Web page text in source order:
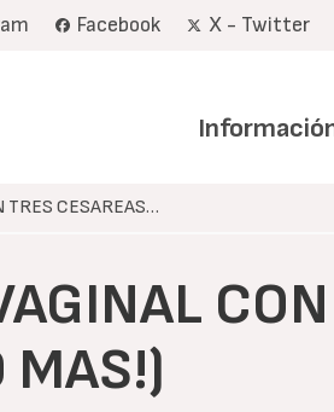
Facebook X - Twitter
TRES CESAREAS…
MAS!)